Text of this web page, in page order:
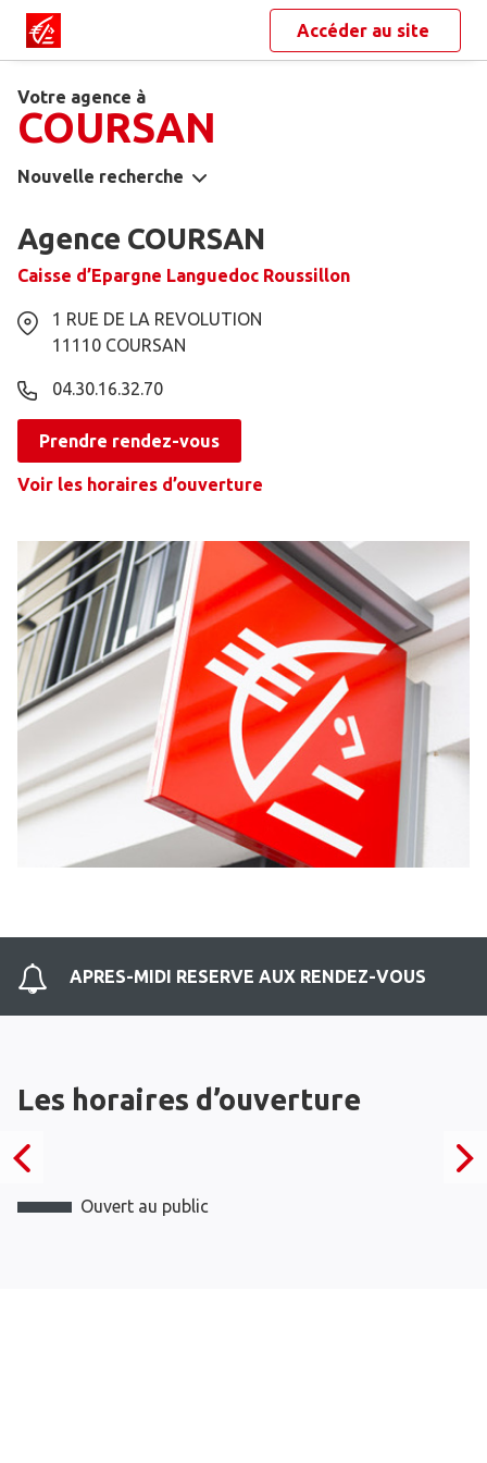
Accéder au site
Votre agence à
COURSAN
Nouvelle recherche
Agence COURSAN
Caisse d’Epargne Languedoc Roussillon
1 RUE DE LA REVOLUTION
11110 COURSAN
04.30.16.32.70
Prendre rendez-vous
Voir les horaires d’ouverture
APRES-MIDI RESERVE AUX RENDEZ-VOUS
Les horaires d’ouverture
Ouvert au public